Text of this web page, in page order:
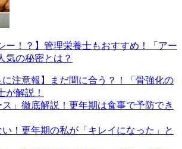
ー！？】管理栄養士もおすすめ！「アー
気の秘密とは？
に注意報】まだ間に合う？！「骨強化の
が解説！
ス」徹底解説！更年期は食事で予防でき
！更年期の私が「キレイになった」と